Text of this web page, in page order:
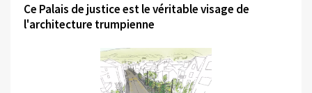
Ce Palais de justice est le véritable visage de
l'architecture trumpienne